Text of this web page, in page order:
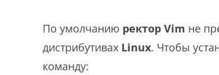
По умолчанию ректор Vim не
дистрибутивах Linux. Чтобы
команду: